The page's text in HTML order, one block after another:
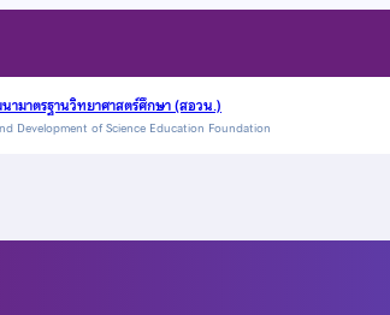
มาตรฐานวิทยาศาสตร์ศึกษา (สอวน.)
Development of Science Education Foundation